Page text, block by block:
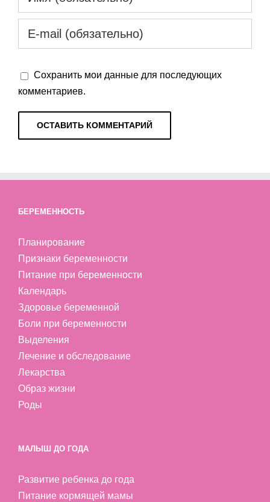
Сохранить мои данные для последующих
комментариев.
БЕРЕМЕННОСТЬ
Планирование
Признаки беременности
Питание при беременности
Календарь
Здоровье беременной
Боли при беременности
Выделения
Лечение и обследование
Лекарства
Образ жизни
Роды
МАЛЫШ ДО ГОДА
Развитие ребенка до года
Питание кормящей мамы